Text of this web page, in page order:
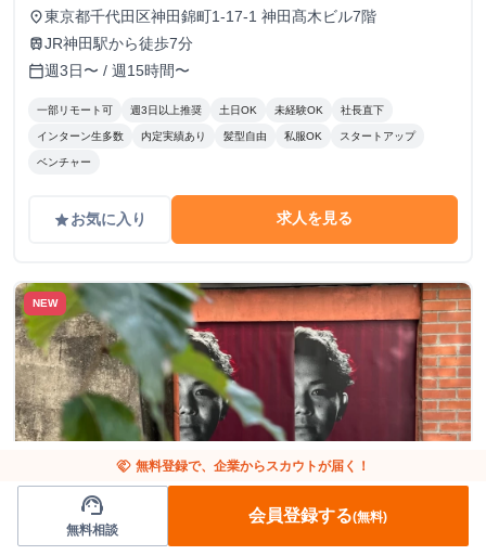
place東京都千代田区神田錦町1-17-1 神田髙木ビル7階
trainJR神田駅から徒歩7分
calendar_today週3日〜 / 週15時間〜
一部リモート可 週3日以上推奨 土日OK 未経験OK 社長直下
インターン生多数 内定実績あり 髪型自由 私服OK スタートアップ
ベンチャー
gradeお気に入り 求人を見る
NEW
営業
handshake 無料登録で、企業からスカウトが届く！
support_agent
無料相談
会員登録する(無料)